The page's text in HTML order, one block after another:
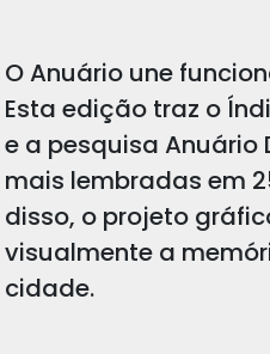
O Anuário une
Esta edição traz o
e a pesquisa
mais lembradas em
disso, o projeto
visualmente a
cidade.